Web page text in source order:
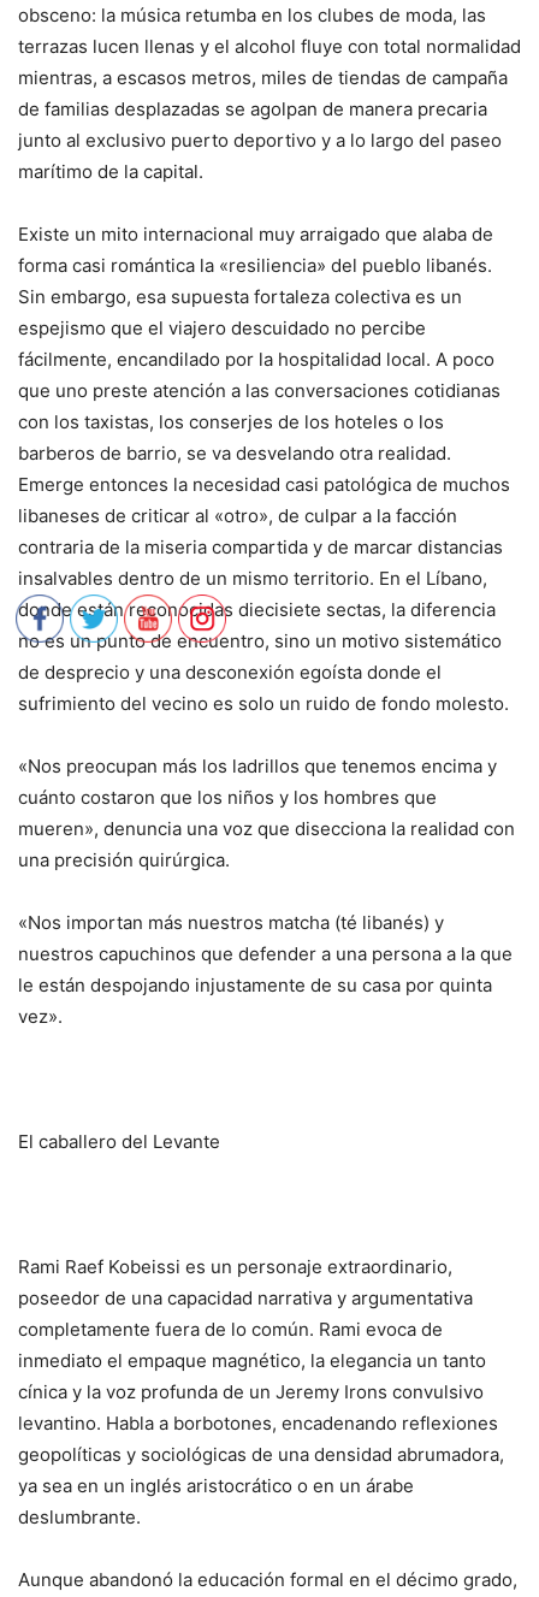
obsceno: la música retumba en los clubes de moda, las
terrazas lucen llenas y el alcohol fluye con total normalidad
mientras, a escasos metros, miles de tiendas de campaña
de familias desplazadas se agolpan de manera precaria
junto al exclusivo puerto deportivo y a lo largo del paseo
marítimo de la capital.
Existe un mito internacional muy arraigado que alaba de
forma casi romántica la «resiliencia» del pueblo libanés.
Sin embargo, esa supuesta fortaleza colectiva es un
espejismo que el viajero descuidado no percibe
fácilmente, encandilado por la hospitalidad local. A poco
que uno preste atención a las conversaciones cotidianas
con los taxistas, los conserjes de los hoteles o los
barberos de barrio, se va desvelando otra realidad.
Emerge entonces la necesidad casi patológica de muchos
libaneses de criticar al «otro», de culpar a la facción
contraria de la miseria compartida y de marcar distancias
insalvables dentro de un mismo territorio. En el Líbano,
donde están reconocidas diecisiete sectas, la diferencia
no es un punto de encuentro, sino un motivo sistemático
de desprecio y una desconexión egoísta donde el
sufrimiento del vecino es solo un ruido de fondo molesto.
«Nos preocupan más los ladrillos que tenemos encima y
cuánto costaron que los niños y los hombres que
mueren», denuncia una voz que disecciona la realidad con
una precisión quirúrgica.
«Nos importan más nuestros matcha (té libanés) y
nuestros capuchinos que defender a una persona a la que
le están despojando injustamente de su casa por quinta
vez».
El caballero del Levante
Rami Raef Kobeissi es un personaje extraordinario,
poseedor de una capacidad narrativa y argumentativa
completamente fuera de lo común. Rami evoca de
inmediato el empaque magnético, la elegancia un tanto
cínica y la voz profunda de un Jeremy Irons convulsivo
levantino. Habla a borbotones, encadenando reflexiones
geopolíticas y sociológicas de una densidad abrumadora,
ya sea en un inglés aristocrático o en un árabe
deslumbrante.
Aunque abandonó la educación formal en el décimo grado,